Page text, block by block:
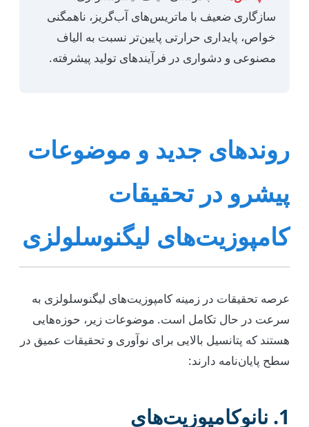
سازگاری ضعیف با ماتریس‌های آب‌گریز، ناهمگنی
خواص، پایداری حرارتی پایین‌تر نسبت به الیاف
مصنوعی و دشواری در فرآیندهای تولید پیشرفته.
روندهای جدید و موضوعات
پیشرو در تحقیقات
کامپوزیت‌های لیگنوسلولزی
عرصه تحقیقات در زمینه کامپوزیت‌های لیگنوسلولزی به
سرعت در حال تکامل است. موضوعات زیر، حوزه‌هایی
هستند که پتانسیل بالایی برای نوآوری و تحقیقات عمیق در
سطح پایان‌نامه دارند:
1. نانوکامپوزیت‌های